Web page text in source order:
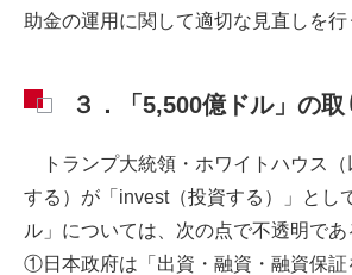
助金の運用に関して適切な見直しを行
３．「5,500億ドル」の取
トランプ大統領・ホワイトハウス
する）が「invest（投資する）」とし
ル」については、次の点で不透明であ
①日本政府は「出資・融資・融資保証